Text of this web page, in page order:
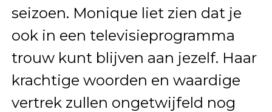
seizoen. Monique liet zien dat je
ook in een televisieprogramma
trouw kunt blijven aan jezelf. Haar
krachtige woorden en waardige
vertrek zullen ongetwijfeld nog